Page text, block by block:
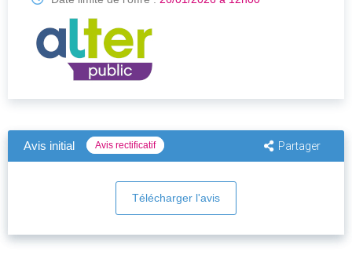
Avis initial Avis rectificatif Partager
Télécharger l'avis